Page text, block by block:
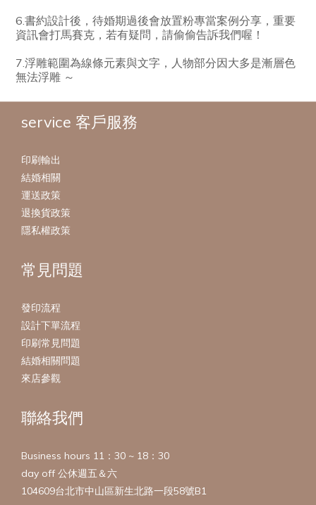
6.書約設計後，待婚期過後會放置粉專當案例分享，重要
資訊會打馬賽克，若有疑問，請偷偷告訴我們喔！
7.浮雕範圍為線條元素與文字，人物部分因大多是漸層色
無法浮雕 ～
service 客戶服務
印刷輸出
結婚相關
運送政策
退換貨政策
隱私權政策
常見問題
發印流程
設計下單流程
印刷常見問題
結婚相關問題
來店參觀
聯絡我們
Business hours 11：30 ~ 18：30
day off 公休週五＆六
104609台北市中山區新生北路一段58號B1